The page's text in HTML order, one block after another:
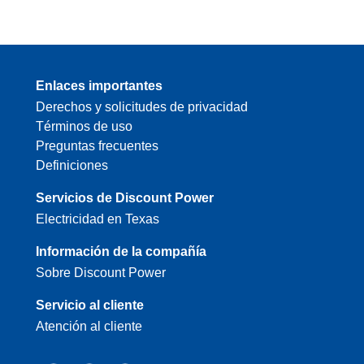
Enlaces importantes
Derechos y solicitudes de privacidad
Términos de uso
Preguntas frecuentes
Definiciones
Servicios de Discount Power
Electricidad en Texas
Información de la compañía
Sobre Discount Power
Servicio al cliente
Atención al cliente